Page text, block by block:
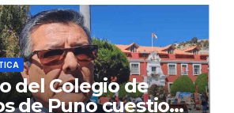
del Colegio de
de Puno cuestiona